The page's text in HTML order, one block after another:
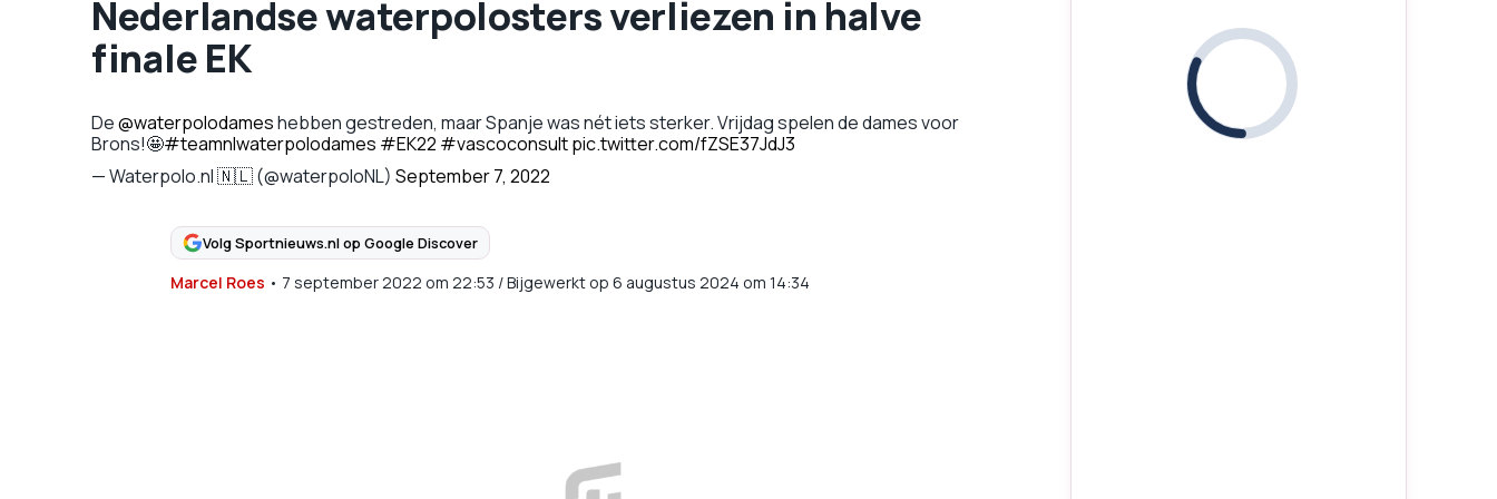
Nederlandse waterpolosters verliezen in halve
finale EK
De@waterpolodameshebben gestreden, maar Spanje was nét iets sterker. Vrijdag spelen de dames voor
Brons!🤩#teamnlwaterpolodames #EK22 #vascoconsultpic.twitter.com/fZSE37JdJ3
— Waterpolo.nl 🇳🇱 (@waterpoloNL) September 7, 2022
Volg Sportnieuws.nl op Google Discover
Marcel Roes • 7 september 2022 om 22:53 /Bijgewerkt op 6 augustus 2024 om 14:34